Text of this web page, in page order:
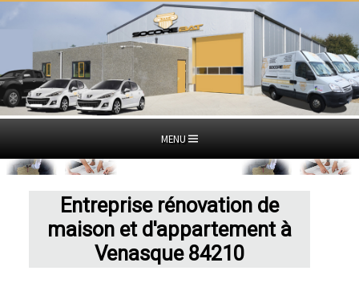
MENU
Entreprise rénovation de
maison et d'appartement à
Venasque 84210